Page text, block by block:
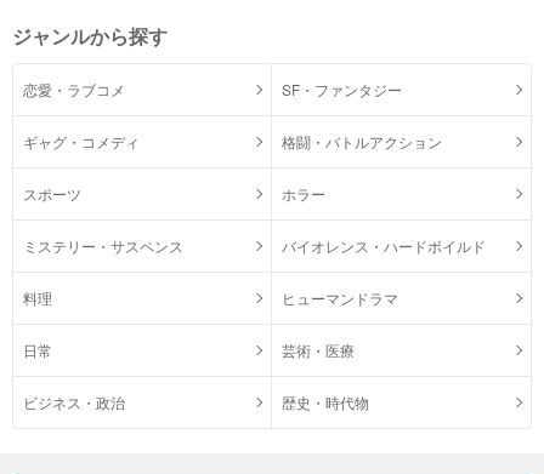
ジャンルから探す
恋愛・ラブコメ SF・ファンタジー
ギャグ・コメディ 格闘・バトルアクション
スポーツ ホラー
ミステリー・サスペンス バイオレンス・ハードボイルド
料理 ヒューマンドラマ
日常 芸術・医療
ビジネス・政治 歴史・時代物